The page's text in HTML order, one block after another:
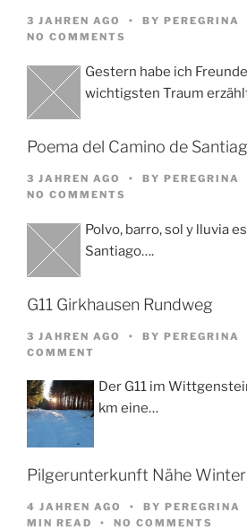
3 JAHREN AGO BY PEREGRINA
NO COMMENTS
Gestern habe ich
wichtigsten Traum
Poema del Camino de
3 JAHREN AGO BY PEREGRINA
NO COMMENTS
Polvo, barro, sol y lluvia
Santiago….
G11 Girkhausen Rundweg
3 JAHREN AGO BY PEREGRINA
COMMENT
Der G11 im
km eine…
Pilgerunterkunft Nähe
4 JAHREN AGO BY PEREGRINA
MIN READ
NO COMMENTS